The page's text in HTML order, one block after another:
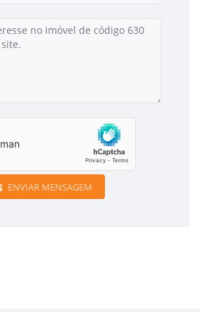
ENVIAR MENSAGEM